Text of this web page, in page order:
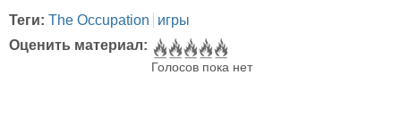
Теги: The Occupation
игры
Оценить материал:
Голосов пока нет